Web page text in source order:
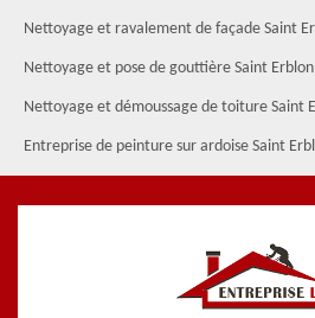
Nettoyage et ravalement de façade Saint
Nettoyage et pose de gouttière Saint Erblon
Nettoyage et démoussage de toiture Saint
Entreprise de peinture sur ardoise Saint